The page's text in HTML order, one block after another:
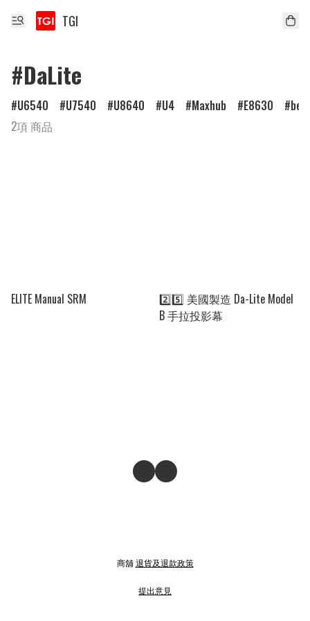
TGI
#DaLite
U6540 U7540 U8640 U4 Maxhub E8630
2項 商品
ELITE Manual SRM
2️⃣5️⃣ 美國製造 Da-Lite Model
B 手拉投影幕
商舖退貨及退款政策
提出意見